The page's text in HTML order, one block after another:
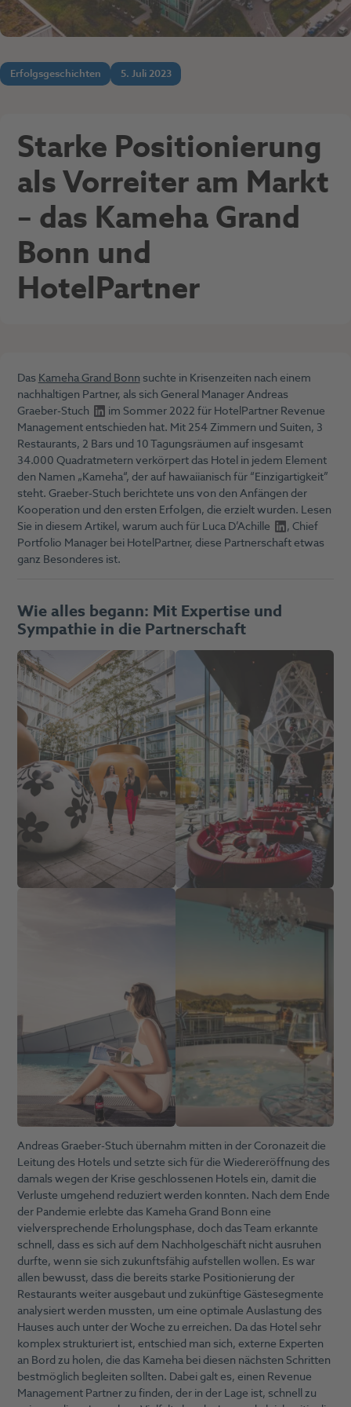
Erfolgsgeschichten 5. Juli 2023
Starke Positionierung
als Vorreiter am Markt
– das Kameha Grand
Bonn und
HotelPartner
Das Kameha Grand Bonn suchte in Krisenzeiten nach einem
nachhaltigen Partner, als sich General ManagerAndreas
Graeber-Stuch
im Sommer 2022 für HotelPartner Revenue
Management entschieden hat. Mit 254 Zimmern und Suiten, 3
Restaurants, 2 Bars und 10 Tagungsräumen auf insgesamt
34.000 Quadratmetern verkörpert das Hotel in jedem Element
den Namen „Kameha“, der auf hawaiianisch für “Einzigartigkeit”
steht. Graeber-Stuch berichtete uns von den Anfängen der
Kooperation und den ersten Erfolgen, die erzielt wurden. Lesen
Sie in diesem Artikel, warum auch fürLuca D’Achille
, Chief
Portfolio Manager bei HotelPartner, diese Partnerschaft etwas
ganz Besonderes ist.
Wie alles begann: Mit Expertise und
Sympathie in die Partnerschaft
Andreas Graeber-Stuch übernahm mitten in der Coronazeit die
Leitung des Hotels und setzte sich für die Wiedereröffnung des
damals wegen der Krise geschlossenen Hotels ein, damit die
Verluste umgehend reduziert werden konnten. Nach dem Ende
der Pandemie erlebte das Kameha Grand Bonn eine
vielversprechende Erholungsphase, doch das Team erkannte
schnell, dass es sich auf dem Nachholgeschäft nicht ausruhen
durfte, wenn sie sich zukunftsfähig aufstellen wollen. Es war
allen bewusst, dass die bereits starke Positionierung der
Restaurants weiter ausgebaut und zukünftige Gästesegmente
analysiert werden mussten, um eine optimale Auslastung des
Hauses auch unter der Woche zu erreichen. Da das Hotel sehr
komplex strukturiert ist, entschied man sich, externe Experten
an Bord zu holen, die das Kameha bei diesen nächsten Schritten
bestmöglich begleiten sollten. Dabei galt es, einen Revenue
Management Partner zu finden, der in der Lage ist, schnell zu